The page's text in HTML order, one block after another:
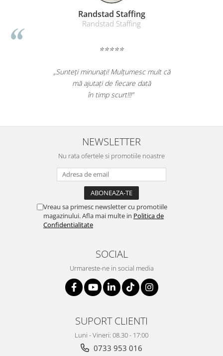
Incarcatoare wireless
Incarcatoare cu fir si auto
Ceasuri smart - Smartwatch
Accesorii localizare (FindMy)
Cartuse, tonere, consumabile PC
Periferice PC si accesorii
Boxe portabile
Tehnica si mobilier pentru birou
Ghilotine și Trimmere
Distrugatoare documente
Cosuri de gunoi pentru birou
Scaune, birouri si produse
Randstad Staffing
„Sunteți minunați! Mulțumesc mult
mă ajutați de fiecare dată
NEWSLETTER
Nu rata ofertele si promotiile noastre
Vreau sa primesc newsletter cu promotiile
magazinului. Afla mai multe in Politica de
Confidentialitate
SOCIAL
Urmareste-ne in social media
SUPORT CLIENTI
Luni - Vineri: 08.30 - 17:00
0733 953 016